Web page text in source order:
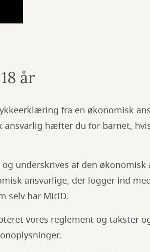
år
fra en økonomisk
hæfter du for barnet,
underskrives af den økonomisk
ansvarlige, der logger ind
selv har MitID.
vores reglement og takster